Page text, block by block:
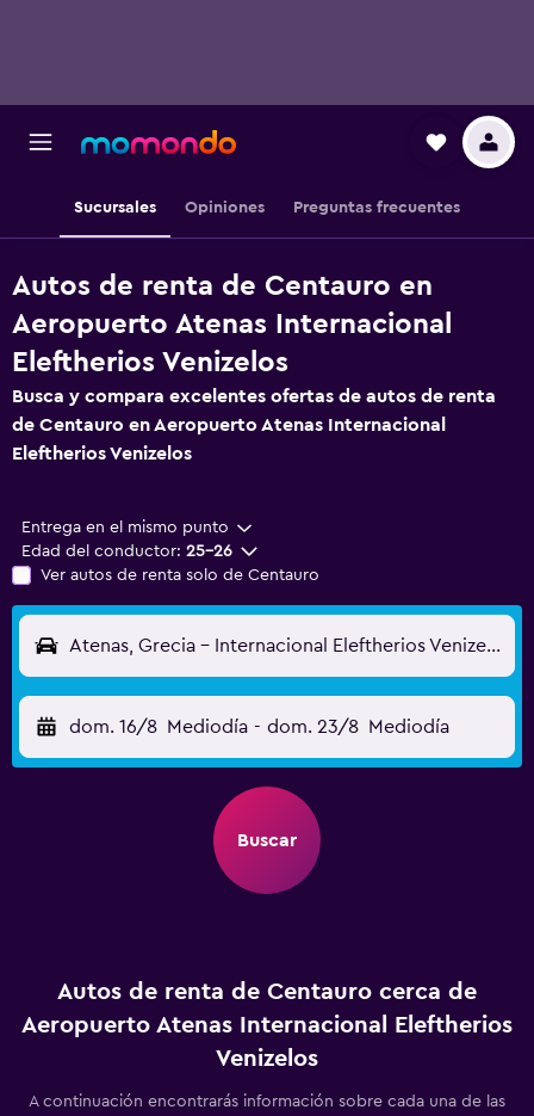
Sucursales Opiniones Preguntas frecuentes
Autos de renta de Centauro en
Aeropuerto Atenas Internacional
Eleftherios Venizelos
Busca y compara excelentes ofertas de autos de renta
de Centauro en Aeropuerto Atenas Internacional
Eleftherios Venizelos
Entrega en el mismo punto
Edad del conductor: 25-26
Ver autos de renta solo de Centauro
Atenas, Grecia - Internacional Eleftherios Venizelos (ATH)
dom. 16/8 Mediodía - dom. 23/8 Mediodía
Buscar
Autos de renta de Centauro cerca de
Aeropuerto Atenas Internacional Eleftherios
Venizelos
A continuación encontrarás información sobre cada una de las